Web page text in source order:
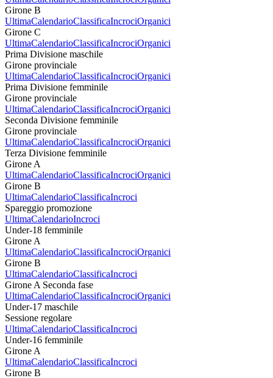
Girone B
UltimaCalendarioClassificaIncrociOrganici
Girone C
UltimaCalendarioClassificaIncrociOrganici
Prima Divisione maschile
Girone provinciale
UltimaCalendarioClassificaIncrociOrganici
Prima Divisione femminile
Girone provinciale
UltimaCalendarioClassificaIncrociOrganici
Seconda Divisione femminile
Girone provinciale
UltimaCalendarioClassificaIncrociOrganici
Terza Divisione femminile
Girone A
UltimaCalendarioClassificaIncrociOrganici
Girone B
UltimaCalendarioClassificaIncroci
Spareggio promozione
UltimaCalendarioIncroci
Under-18 femminile
Girone A
UltimaCalendarioClassificaIncrociOrganici
Girone B
UltimaCalendarioClassificaIncroci
Girone A Seconda fase
UltimaCalendarioClassificaIncrociOrganici
Under-17 maschile
Sessione regolare
UltimaCalendarioClassificaIncroci
Under-16 femminile
Girone A
UltimaCalendarioClassificaIncroci
Girone B